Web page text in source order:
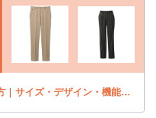
飲食店のシェフパンツの選び方｜サイズ・デザイン・機能に注目